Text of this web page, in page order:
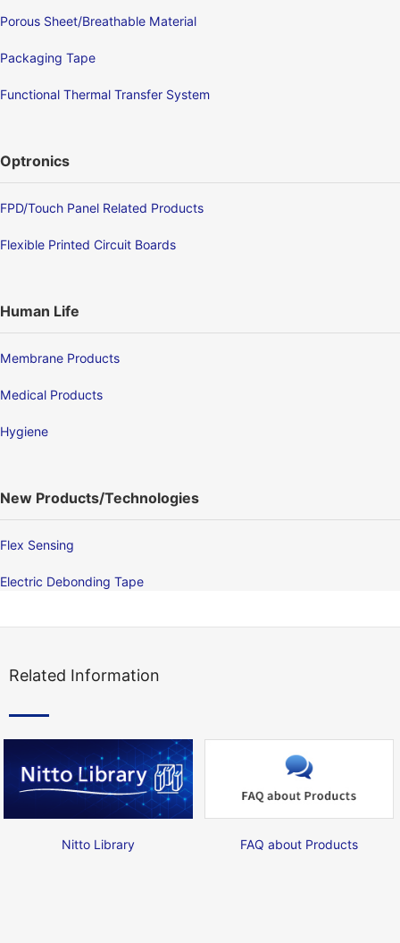
Porous Sheet/Breathable Material
Packaging Tape
Functional Thermal Transfer System
Optronics
FPD/Touch Panel Related Products
Flexible Printed Circuit Boards
Human Life
Membrane Products
Medical Products
Hygiene
New Products/Technologies
Flex Sensing
Electric Debonding Tape
Related Information
Nitto Library FAQ about Products